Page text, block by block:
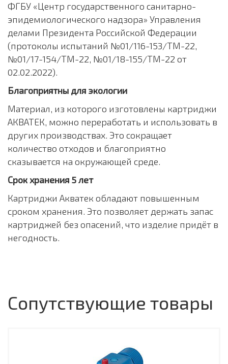
ФГБУ «Центр государственного санитарно-
эпидемиологического надзора» Управления
делами Президента Российской Федерации
(протоколы испытаний №01/116-153/ТМ-22,
№01/17-154/ТМ-22, №01/18-155/ТМ-22 от
02.02.2022).
Благоприятны для экологии
Материал, из которого изготовлены картриджи
АКВАТЕК, можно переработать и использовать в
других производствах. Это сокращает
количество отходов и благоприятно
сказывается на окружающей среде.
Срок хранения 5 лет
Картриджи Акватек обладают повышенным
сроком хранения. Это позволяет держать запас
картриджей без опасений, что изделие придёт в
негодность.
Сопутствующие товары